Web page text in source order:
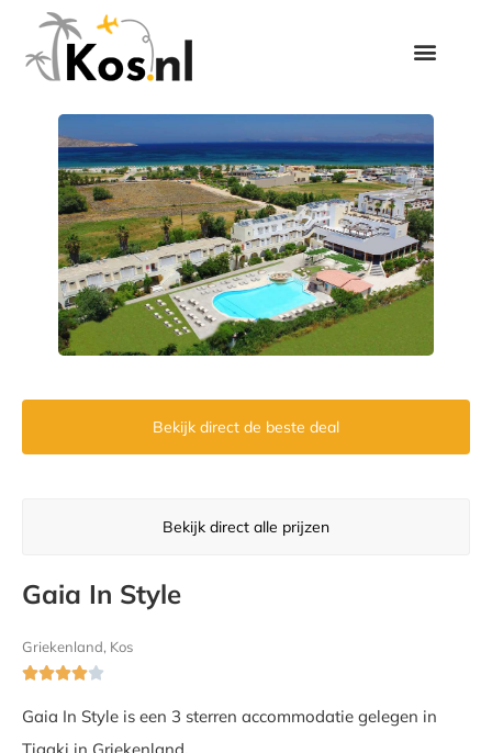
Bekijk direct de beste deal
Bekijk direct alle prijzen
Gaia In Style
Griekenland, Kos

Gaia In Style is een 3 sterren accommodatie gelegen in